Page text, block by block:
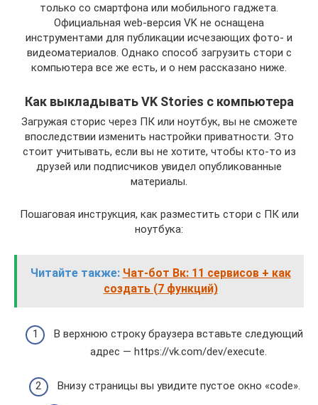
только со смартфона или мобильного гаджета.
Официальная web-версия VK не оснащена
инструментами для публикации исчезающих фото- и
видеоматериалов. Однако способ загрузить стори с
компьютера все же есть, и о нем рассказано ниже.
Как выкладывать VK Stories с компьютера
Загружая сторис через ПК или ноутбук, вы не сможете
впоследствии изменить настройки приватности. Это
стоит учитывать, если вы не хотите, чтобы кто-то из
друзей или подписчиков увидел опубликованные
материалы.
Пошаговая инструкция, как разместить стори с ПК или
ноутбука:
Читайте также: Чат-бот Вк: 11 сервисов + как
создать (7 функций)
В верхнюю строку браузера вставьте следующий
адрес — https://vk.com/dev/execute.
Внизу страницы вы увидите пустое окно «code».